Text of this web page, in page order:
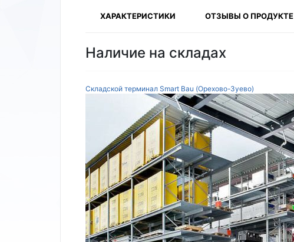
ХАРАКТЕРИСТИКИ ОТЗЫВЫ О ПРОДУКТЕ
Наличие на складах
Складской терминал Smart Bau (Орехово-Зуево)